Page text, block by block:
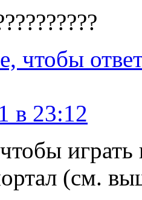
чтобы
в 23:12
(см.